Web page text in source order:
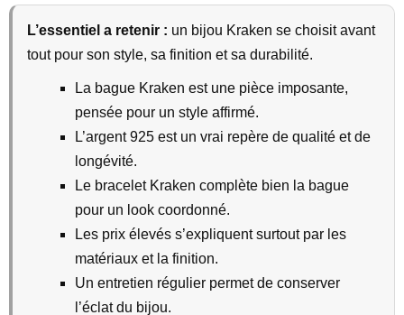
L’essentiel a retenir : un bijou Kraken se choisit avant
tout pour son style, sa finition et sa durabilité.
La bague Kraken est une pièce imposante,
pensée pour un style affirmé.
L’argent 925 est un vrai repère de qualité et de
longévité.
Le bracelet Kraken complète bien la bague
pour un look coordonné.
Les prix élevés s’expliquent surtout par les
matériaux et la finition.
Un entretien régulier permet de conserver
l’éclat du bijou.